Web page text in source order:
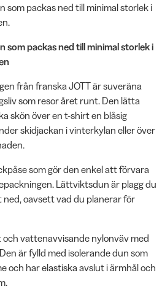
som packas ned till minimal storlek i
som packas ned till minimal storlek i
från franska JOTT är suveräna
som resor året runt. Den lätta
skön över en t-shirt en blåsig
skidjackan i vinterkylan eller över
som gör den enkel att förvara
Lättviktsdun är plagg du
oavsett vad du planerar för
vattenavvisande nylonväv med
är fylld med isolerande dun som
och har elastiska avslut i ärmhål och